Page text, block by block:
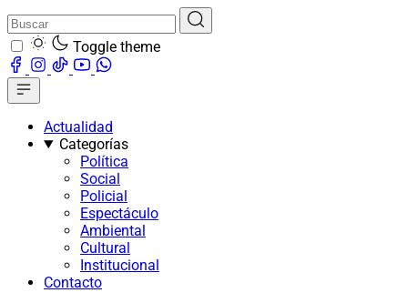
Toggle theme
Actualidad
Categorías
Política
Social
Policial
Espectáculo
Ambiental
Cultural
Institucional
Contacto